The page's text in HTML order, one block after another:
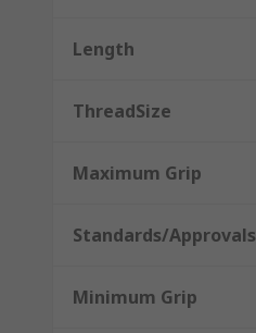
Length
ThreadSize
Maximum Grip
Standards/Approvals
Minimum Grip